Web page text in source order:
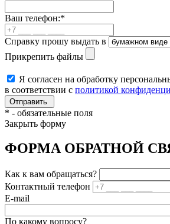
Ваш телефон:*
Справку прошу выдать в
Прикрепить файлы
Я согласен на обработку
в соответствии с политикой
* - обязательные поля
Закрыть форму
ФОРМА ОБРАТНОЙ
Как к вам обращаться?
Контактный телефон
E-mail
По какому вопросу?